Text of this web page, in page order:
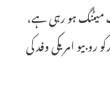
میٹنگ ہو رہی ہے،
امریکی وفد کی